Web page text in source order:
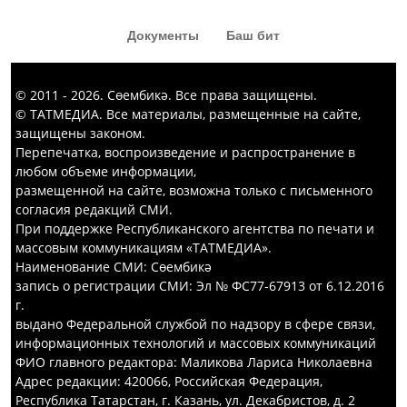
Документы Баш бит
© 2011 - 2026. Сөембикә. Все права защищены.
© ТАТМЕДИА. Все материалы, размещенные на сайте,
защищены законом.
Перепечатка, воспроизведение и распространение в
любом объеме информации,
размещенной на сайте, возможна только с письменного
согласия редакций СМИ.
При поддержке Республиканского агентства по печати и
массовым коммуникациям «ТАТМЕДИА».
Наименование СМИ: Сөембикә
запись о регистрации СМИ: Эл № ФС77-67913 от 6.12.2016
г.
выдано Федеральной службой по надзору в сфере связи,
информационных технологий и массовых коммуникаций
ФИО главного редактора: Маликова Лариса Николаевна
Адрес редакции: 420066, Российская Федерация,
Республика Татарстан, г. Казань, ул. Декабристов, д. 2